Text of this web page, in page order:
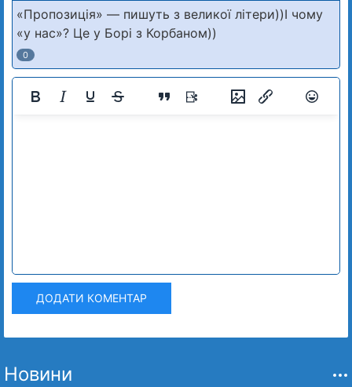
«Пропозиція» — пишуть з великої літери))І чому
«у нас»? Це у Борі з Корбаном))
0
ДОДАТИ КОМЕНТАР
Новини